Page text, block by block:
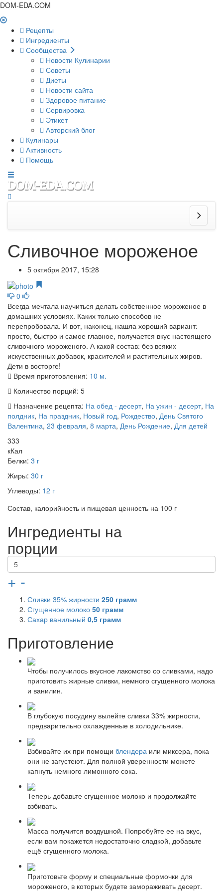
DOM-EDA.COM
Рецепты
Ингредиенты
Сообщества
Новости Кулинарии
Советы
Диеты
Новости сайта
Здоровое питание
Сервировка
Этикет
Авторский блог
Кулинары
Активность
Помощь
Сливочное мороженое
5 октября 2017, 15:28
0
Всегда мечтала научиться делать собственное мороженое в
домашних условиях. Каких только способов не
перепробовала. И вот, наконец, нашла хороший вариант:
просто, быстро и самое главное, получается вкус настоящего
сливочного мороженого. А какой состав: без всяких
искусственных добавок, красителей и растительных жиров.
Дети в восторге!
Время приготовления: 10 м.
Количество порций: 5
Назначение рецепта: На обед - десерт, На ужин - десерт, На
полдник, На праздник, Новый год, Рождество, День Святого
Валентина, 23 февраля, 8 марта, День Рождение, Для детей
333
кКал
Белки: 3 г
Жиры: 30 г
Углеводы: 12 г
Состав, калорийность и пищевая ценность на 100 г
Ингредиенты на
порции
+ -
Сливки 35% жирности 250 грамм
Сгущенное молоко 50 грамм
Сахар ванильный 0,5 грамм
Приготовление
Чтобы получилось вкусное лакомство со сливками, надо
приготовить жирные сливки, немного сгущенного молока
и ванилин.
В глубокую посудину вылейте сливки 33% жирности,
предварительно охлажденные в холодильнике.
Взбивайте их при помощи блендера или миксера, пока
они не загустеют. Для полной уверенности можете
капнуть немного лимонного сока.
Теперь добавьте сгущенное молоко и продолжайте
взбивать.
Масса получится воздушной. Попробуйте ее на вкус,
если вам покажется недостаточно сладкой, добавьте
ещё сгущенного молока.
Приготовьте форму и специальные формочки для
мороженого, в которых будете замораживать десерт.